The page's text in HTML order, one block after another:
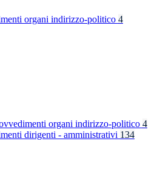
organi indirizzo-politico 4
organi indirizzo-politico 4
dirigenti - amministrativi 134